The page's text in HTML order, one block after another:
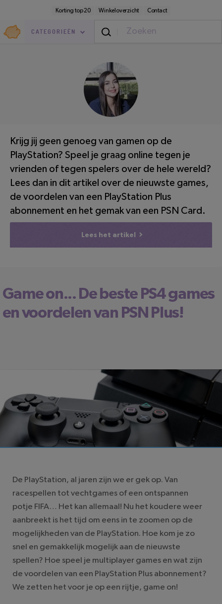
inhoud
Korting top 20 Winkeloverzicht Contact
Goedkoop.nl
CATEGORIEËN
Elektronica
Krijg jij geen genoeg van gamen op de
PlayStation? Speel je graag online tegen je
vrienden of tegen spelers over de hele wereld?
Lees dan in dit artikel over de nieuwste games,
de voordelen van een PlayStation Plus
abonnement en het gemak van een PSN Card.
Lees het artikel
Game on... De beste PS4 games
en voordelen van PSN Plus!
LEESTIJD: 4 MINUTEN
De PlayStation, al jaren zijn we er gek op. Van
racespellen tot vechtgames of een ontspannen
potje FIFA… Het kan allemaal! Nu het koudere weer
aanbreekt is het tijd om eens in te zoomen op de
mogelijkheden van de PlayStation. Hoe kom je zo
snel en gemakkelijk mogelijk aan de nieuwste
spellen? Hoe speel je multiplayer games en wat zijn
de voordelen van een PlayStation Plus abonnement?
We zetten het voor je op een rijtje, game on!